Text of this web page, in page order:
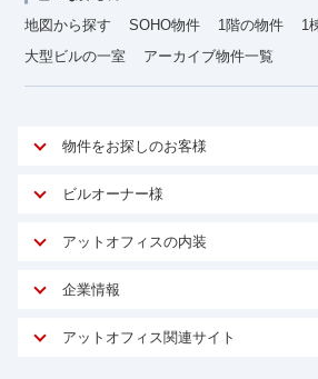
地図から探す
SOHO物件 1階の物件
1
大型ビルの一室
アーカイブ物件一覧
物件をお探しのお客様
アットオフィスが選ばれる理由
ご契約者様インタビュー
オフィスお役立ちコラム
ビルオーナー様
オーナー様向けサービス
マイソク作成
物件情報から成約賃料を予測
アットオフィスの内装
サービス内容
内装に関するよくある質問
企業情報
アットオフィス関連サイト